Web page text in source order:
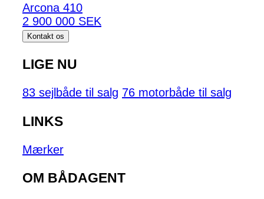
Arcona 410
2 900 000 SEK
Kontakt os
LIGE NU
83 sejlbåde til salg 76 motorbåde til salg
LINKS
Mærker
OM BÅDAGENT